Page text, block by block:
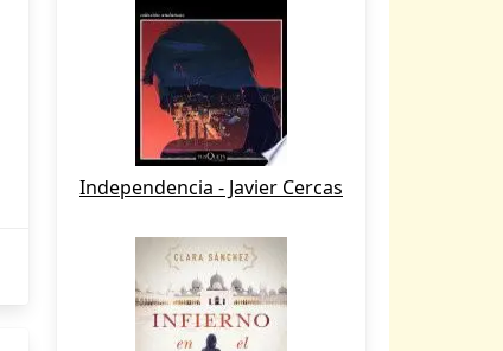
Independencia - Javier Cercas